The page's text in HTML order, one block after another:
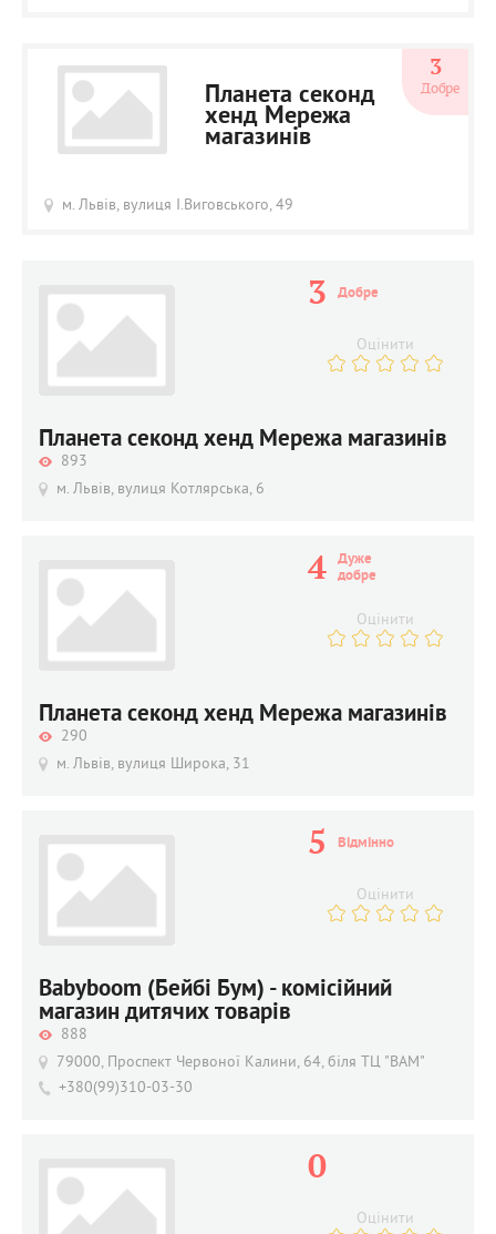
Планета секонд
хенд Мережа
магазинів
м. Львів, вулиця І.Виговського, 49
3
Добре
Планета секонд хенд Мережа магазинів
893
м. Львів, вулиця Котлярська, 6
3 Добре
Оцінити
Планета секонд хенд Мережа магазинів
290
м. Львів, вулиця Широка, 31
4
Дуже
добре
Оцінити
Babyboom (Бейбі Бум) - комісійний
магазин дитячих товарів
888
79000, Проспект Червоної Калини, 64, біля ТЦ "ВАМ"
+380(99)310-03-30
5 Відмінно
Оцінити
0
Оцінити